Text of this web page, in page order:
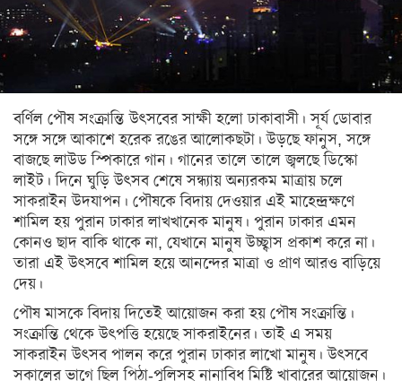
সিলেট
ময়মনসিংহ
রাজশাহী
রংপুর
বিদেশ
ভারত
আমেরিকা
ইউরোপ
এশিয়া
আফ্রিকা
বর্ণিল পৌষ সংক্রান্তি উৎসবের সাক্ষী হলো ঢাকাবাসী। সূর্য ডোবার
সঙ্গে সঙ্গে আকাশে হরেক রঙের আলোকছটা। উড়ছে ফানুস, সঙ্গে
বাজছে লাউড স্পিকারে গান। গানের তালে তালে জ্বলছে ডিস্কো
লাইট। দিনে ঘুড়ি উৎসব শেষে সন্ধ্যায় অন্যরকম মাত্রায় চলে
সাকরাইন উদযাপন। পৌষকে বিদায় দেওয়ার এই মাহেন্দ্রক্ষণে
শামিল হয় পুরান ঢাকার লাখখানেক মানুষ। পুরান ঢাকার এমন
কোনও ছাদ বাকি থাকে না, যেখানে মানুষ উচ্ছ্বাস প্রকাশ করে না।
তারা এই উৎসবে শামিল হয়ে আনন্দের মাত্রা ও প্রাণ আরও বাড়িয়ে
দেয়।
পৌষ মাসকে বিদায় দিতেই আয়োজন করা হয় পৌষ সংক্রান্তি।
সংক্রান্তি থেকে উৎপত্তি হয়েছে সাকরাইনের। তাই এ সময়
সাকরাইন উৎসব পালন করে পুরান ঢাকার লাখো মানুষ। উৎসবে
সকালের ভাগে ছিল পিঠা-পুলিসহ নানাবিধ মিষ্টি খাবারের আয়োজন।